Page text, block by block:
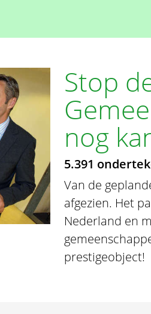
Stop
nog
5.391
Van de
afgezien. Het
Nederland en
prestigeobject!